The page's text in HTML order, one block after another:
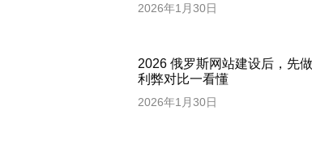
2026年1月30日
2026 俄罗斯网站建设后，先
利弊对比一看懂
2026年1月30日